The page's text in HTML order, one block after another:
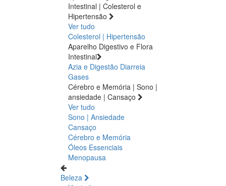
Intestinal | Colesterol e
Hipertensão
Ver tudo
Colesterol | Hipertensão
Aparelho Digestivo e Flora
Intestinal
Azia e Digestão Diarreia
Gases
Cérebro e Memória | Sono |
ansiedade | Cansaço
Ver tudo
Sono | Ansiedade
Cansaço
Cérebro e Memória
Óleos Essenciais
Menopausa
Beleza